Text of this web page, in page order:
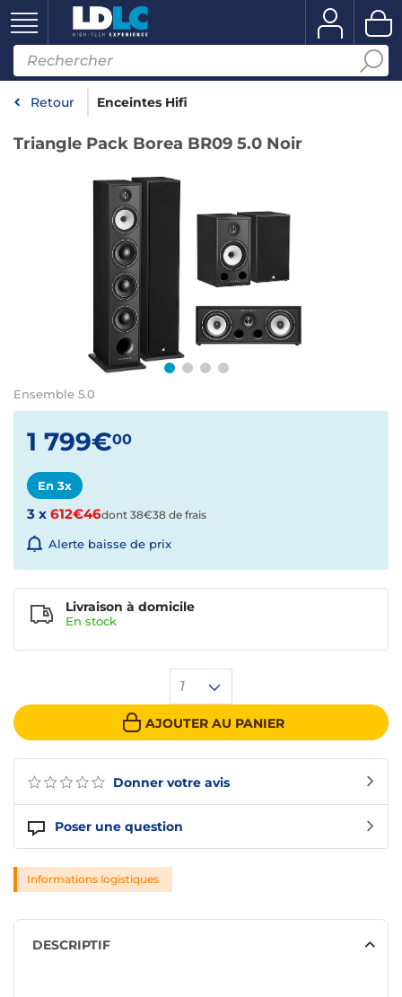
Retour Enceintes Hifi
Triangle Pack Borea BR09 5.0 Noir
Ensemble 5.0
Donner votre avis
Poser une question
1 799€00
En 3x
3 x 612€46dont 38€38 de frais
Alerte baisse de prix
1
AJOUTER AU PANIER
Livraison à domicile
En stock
Informations logistiques
DESCRIPTIF